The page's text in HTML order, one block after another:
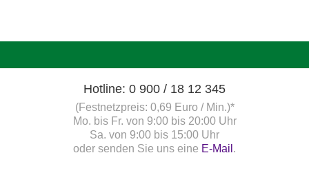
Hotline: 0 900 / 18 12 345
(Festnetzpreis: 0,69 Euro / Min.)*
Mo. bis Fr. von 9:00 bis 20:00 Uhr
Sa. von 9:00 bis 15:00 Uhr
oder senden Sie uns eine E-Mail .